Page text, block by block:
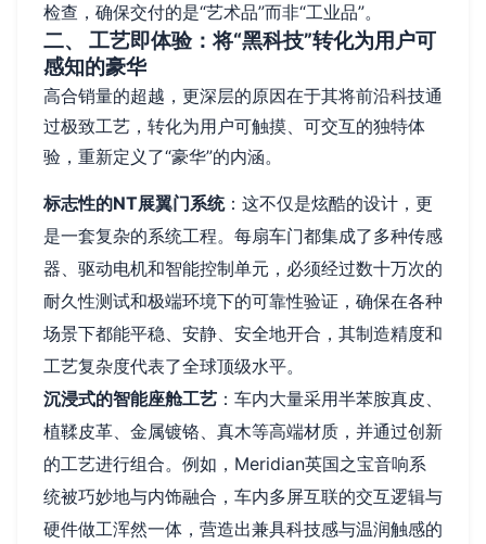
检查，确保交付的是“艺术品”而非“工业品”。
二、 工艺即体验：将“黑科技”转化为用户可
感知的豪华
高合销量的超越，更深层的原因在于其将前沿科技通
过极致工艺，转化为用户可触摸、可交互的独特体
验，重新定义了“豪华”的内涵。
标志性的NT展翼门系统：这不仅是炫酷的设计，更
是一套复杂的系统工程。每扇车门都集成了多种传感
器、驱动电机和智能控制单元，必须经过数十万次的
耐久性测试和极端环境下的可靠性验证，确保在各种
场景下都能平稳、安静、安全地开合，其制造精度和
工艺复杂度代表了全球顶级水平。
沉浸式的智能座舱工艺 ：车内大量采用半苯胺真皮、
植鞣皮革、金属镀铬、真木等高端材质，并通过创新
的工艺进行组合。例如，Meridian英国之宝音响系
统被巧妙地与内饰融合，车内多屏互联的交互逻辑与
硬件做工浑然一体，营造出兼具科技感与温润触感的